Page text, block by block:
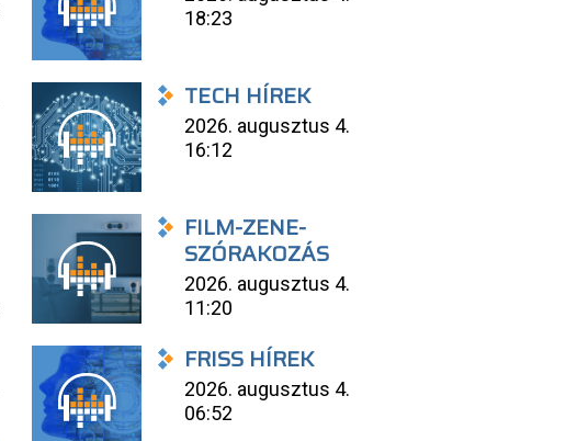
18:23
TECH HÍREK
2026. augusztus 4.
16:12
FILM-ZENE-
SZÓRAKOZÁS
2026. augusztus 4.
11:20
FRISS HÍREK
2026. augusztus 4.
06:52